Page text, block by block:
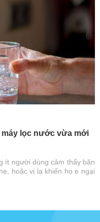
lọc nước vừa mới
ít người dùng cảm thấy băn
hoặc vị lạ khiến họ e ngại